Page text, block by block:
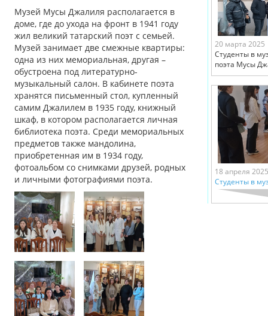
Музей Мусы Джалиля располагается в
доме, где до ухода на фронт в 1941 году
жил великий татарский поэт с семьей.
Музей занимает две смежные квартиры:
одна из них мемориальная, другая –
обустроена под литературно-
музыкальный салон. В кабинете поэта
хранятся письменный стол, купленный
самим Джалилем в 1935 году, книжный
шкаф, в котором располагается личная
библиотека поэта. Среди мемориальных
предметов также мандолина,
приобретенная им в 1934 году,
фотоальбом со снимками друзей, родных
и личными фотографиями поэта.
20 марта 2025
Студенты в
поэта Мусы
18 апреля 2025
Студенты в